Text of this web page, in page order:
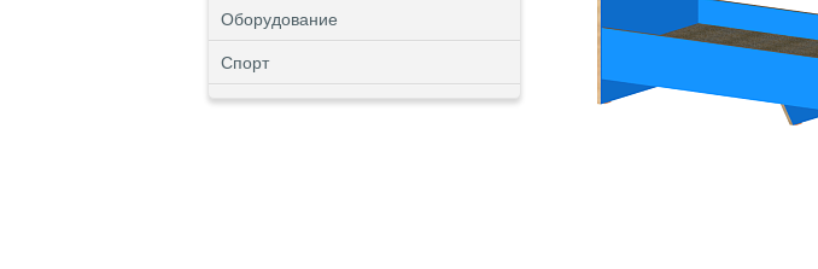
Оборудование
Спорт